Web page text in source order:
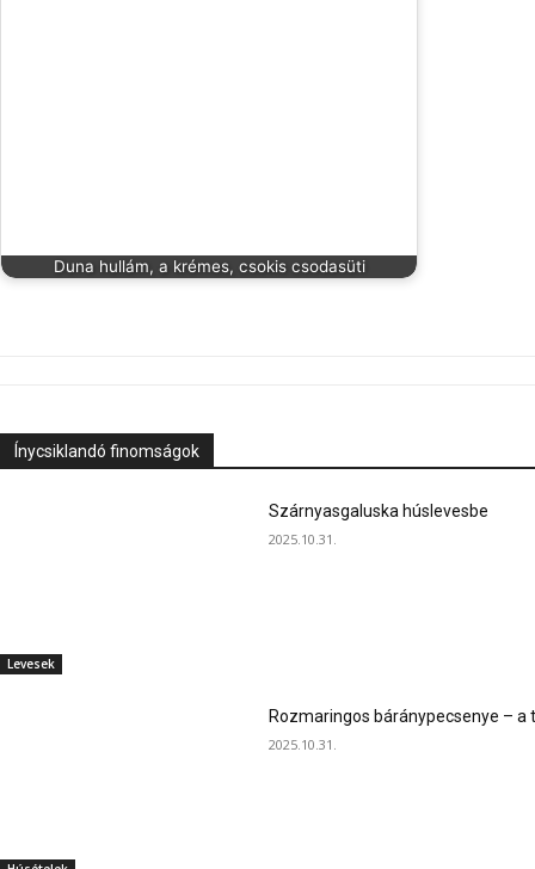
Duna hullám, a krémes, csokis csodasüti
Ínycsiklandó finomságok
Levesek
Szárnyasgaluska húslevesbe
2025.10.31.
Rozmaringos báránypecsenye – a
2025.10.31.